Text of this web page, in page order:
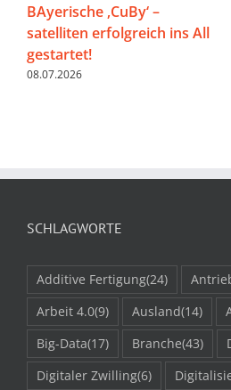
BAyerische ‚CuBy‘ –
satelliten erfolgreich ins All
gestartet!
08.07.2026
SCHLAGWORTE
Additive Fertigung(24)
Arbeit 4.0(9) Ausland(14)
Big-Data(17) Branche(43)
Digitaler Zwilling(6)